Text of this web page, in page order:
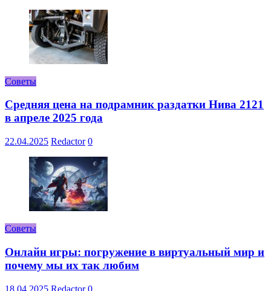
Советы
Средняя цена на подрамник раздатки Нива 2121
в апреле 2025 года
22.04.2025 Redactor 0
Советы
Онлайн игры: погружение в виртуальный мир и
почему мы их так любим
18.04.2025 Redactor 0